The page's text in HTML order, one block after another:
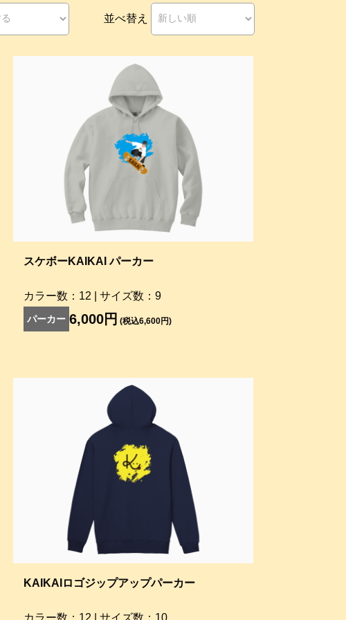
並べ替え
スケボーKAIKAI パーカー
カラー数：12 | サイズ数：9
パーカー 6,000円 (税込6,600円)
KAIKAIロゴジップアップパーカー
カラー数：12 | サイズ数：10